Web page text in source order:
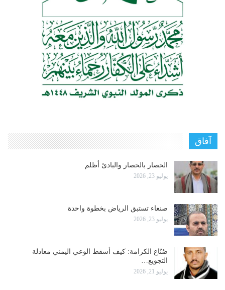
آفاق
الحصار بالحصار والبادئ أظلم
يوليو 23, 2026
صنعاء تستبق الرياض بخطوة واحدة
يوليو 23, 2026
صُنّاع الكرامة: كيف أسقط الوعي اليمني معادلة
التجويع…
يوليو 21, 2026